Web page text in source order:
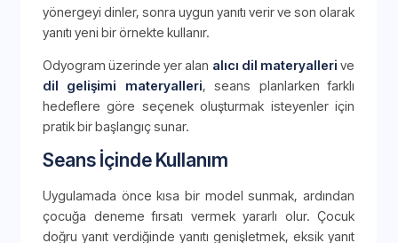
yönergeyi dinler, sonra uygun yanıtı verir ve son olarak
yanıtı yeni bir örnekte kullanır.
Odyogram üzerinde yer alan alıcı dil materyalleri ve
dil gelişimi materyalleri, seans planlarken farklı
hedeflere göre seçenek oluşturmak isteyenler için
pratik bir başlangıç sunar.
Seans İçinde Kullanım
Uygulamada önce kısa bir model sunmak, ardından
çocuğa deneme fırsatı vermek yararlı olur. Çocuk
doğru yanıt verdiğinde yanıtı genişletmek, eksik yanıt